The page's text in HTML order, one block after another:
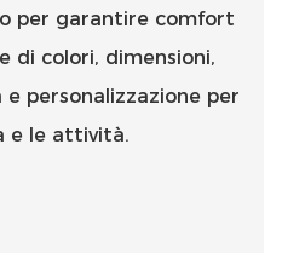
per garantire comfort
di colori, dimensioni,
personalizzazione per
e le attività.